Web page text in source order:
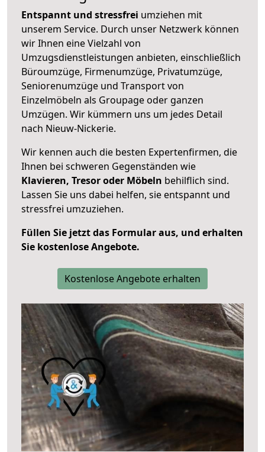
Entspannt und stressfrei umziehen mit
unserem Service. Durch unser Netzwerk können
wir Ihnen eine Vielzahl von
Umzugsdienstleistungen anbieten, einschließlich
Büroumzüge, Firmenumzüge, Privatumzüge,
Seniorenumzüge und Transport von
Einzelmöbeln als Groupage oder ganzen
Umzügen. Wir kümmern uns um jedes Detail
nach Nieuw-Nickerie.
Wir kennen auch die besten Expertenfirmen, die
Ihnen bei schweren Gegenständen wie
Klavieren, Tresor oder Möbeln behilflich sind.
Lassen Sie uns dabei helfen, sie entspannt und
stressfrei umzuziehen.
Füllen Sie jetzt das Formular aus, und erhalten
Sie kostenlose Angebote.
Kostenlose Angebote erhalten